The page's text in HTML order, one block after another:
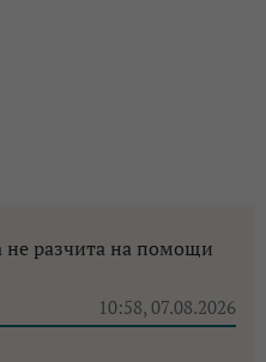
не разчита на помощи
10:58, 07.08.2026